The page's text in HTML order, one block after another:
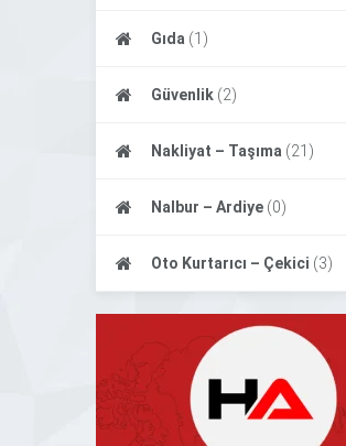
Gıda (1)
Güvenlik (2)
Nakliyat – Taşıma (21)
Nalbur – Ardiye (0)
Oto Kurtarıcı – Çekici (3)